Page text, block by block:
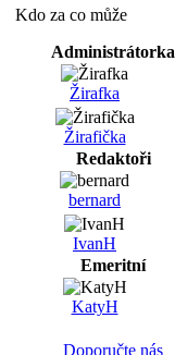
Kdo za co může
Administrátorka
Žirafka
Žirafička
Redaktoři
bernard
IvanH
Emeritní
KatyH
Doporučte nás